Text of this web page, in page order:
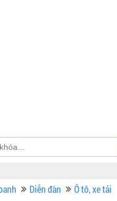
Diễn đàn Ô tô, xe tải